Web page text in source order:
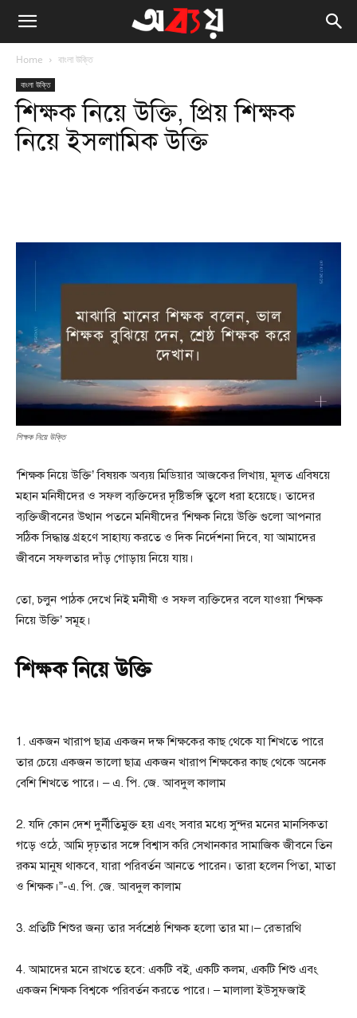
Home বাংলা উক্তি
বাংলা উক্তি
শিক্ষক নিয়ে উক্তি, প্রিয় শিক্ষক
নিয়ে ইসলামিক উক্তি
শিক্ষক নিয়ে উক্তি
‘শিক্ষক নিয়ে উক্তি’ বিষয়ক অব্যয় মিডিয়ার আজকের লিখায়, মূলত এবিষয়ে
মহান মনিষীদের ও সফল ব্যক্তিদের দৃষ্টিভঙ্গি তুলে ধরা হয়েছে। তাদের
ব্যক্তিজীবনের উত্থান পতনে মনিষীদের ‘শিক্ষক নিয়ে উক্তি গুলো আপনার
সঠিক সিদ্ধান্ত গ্রহণে সাহায্য করতে ও দিক নির্দেশনা দিবে, যা আমাদের
জীবনে সফলতার দাঁড় গোড়ায় নিয়ে যায়।
তো, চলুন পাঠক দেখে নিই মনীষী ও সফল ব্যক্তিদের বলে যাওয়া ‘শিক্ষক
নিয়ে উক্তি’ সমূহ।
শিক্ষক নিয়ে উক্তি
1. একজন খারাপ ছাত্র একজন দক্ষ শিক্ষকের কাছ থেকে যা শিখতে পারে
তার চেয়ে একজন ভালো ছাত্র একজন খারাপ শিক্ষকের কাছ থেকে অনেক
বেশি শিখতে পারে। – এ. পি. জে. আবদুল কালাম
2. যদি কোন দেশ দুর্নীতিমুক্ত হয় এবং সবার মধ্যে সুন্দর মনের মানসিকতা
গড়ে ওঠে, আমি দৃঢ়তার সঙ্গে বিশ্বাস করি সেখানকার সামাজিক জীবনে তিন
রকম মানুষ থাকবে, যারা পরিবর্তন আনতে পারেন। তারা হলেন পিতা, মাতা
ও শিক্ষক।”-এ. পি. জে. আবদুল কালাম
3. প্রতিটি শিশুর জন্য তার সর্বশ্রেষ্ঠ শিক্ষক হলো তার মা।– রেভারথি
4. আমাদের মনে রাখতে হবে: একটি বই, একটি কলম, একটি শিশু এবং
একজন শিক্ষক বিশ্বকে পরিবর্তন করতে পারে। – মালালা ইউসুফজাই